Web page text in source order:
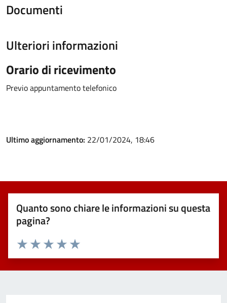
Documenti
Ulteriori informazioni
Orario di ricevimento
Previo appuntamento telefonico
Ultimo aggiornamento: 22/01/2024, 18:46
Quanto sono chiare le informazioni su questa
pagina?
Valuta 5 stelle su 5
Valuta 4 stelle su 5
Valuta 3 stelle su 5
Valuta 2 stelle su 5
Valuta 1 stelle su 5